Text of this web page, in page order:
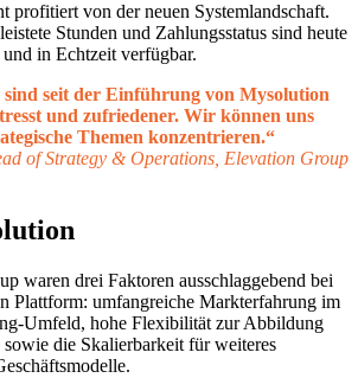
profitiert von der neuen Systemlandschaft.
Stunden und Zahlungsstatus sind heute
in Echtzeit verfügbar.
seit der Einführung von Mysolution
und zufriedener. Wir können uns
Themen konzentrieren.“
of Strategy & Operations, Elevation Group
waren drei Faktoren ausschlaggebend bei
Plattform: umfangreiche Markterfahrung im
Umfeld, hohe Flexibilität zur Abbildung
die Skalierbarkeit für weiteres